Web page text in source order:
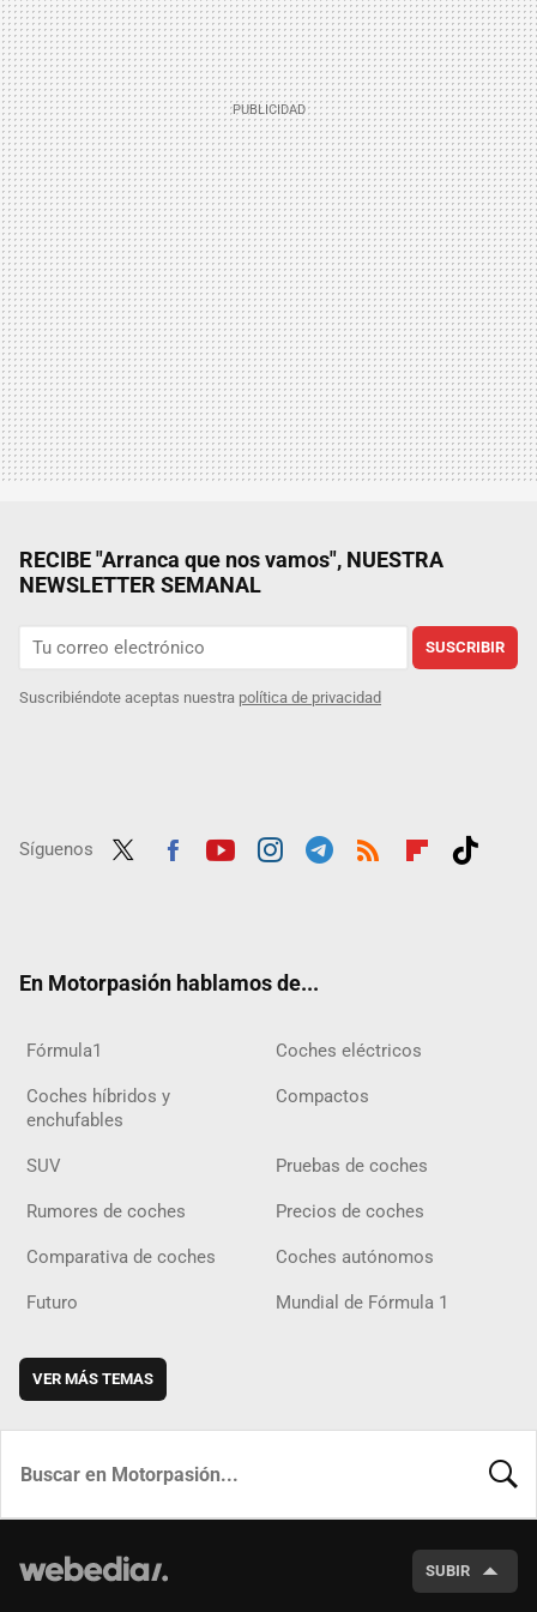
RECIBE "Arranca que nos vamos", NUESTRA
NEWSLETTER SEMANAL
SUSCRIBIR
Suscribiéndote aceptas nuestra política de privacidad
Síguenos
En Motorpasión hablamos de...
Fórmula1 Coches eléctricos
Coches híbridos y
enchufables
Compactos
SUV Pruebas de coches
Rumores de coches Precios de coches
Comparativa de coches Coches autónomos
Futuro Mundial de Fórmula 1
VER MÁS TEMAS
SUBIR